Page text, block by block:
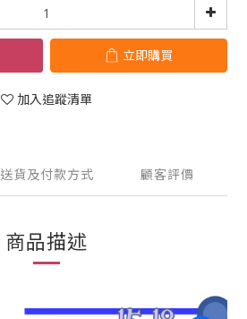
立即購買
加入追蹤清單
送貨及付款方式 顧客評價
商品描述